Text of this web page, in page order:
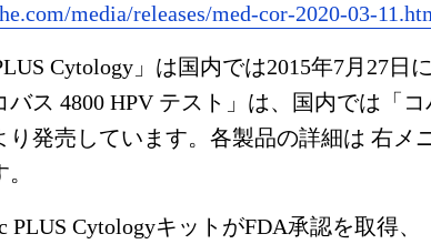
media/releases/med-cor-2020-03-
Cytology」は国内では2015年7月27日
バス 4800 HPV テスト」は、国内では「
り発売しています。各製品の詳細は 右メ
PLUS CytologyキットがFDA承認を取得、